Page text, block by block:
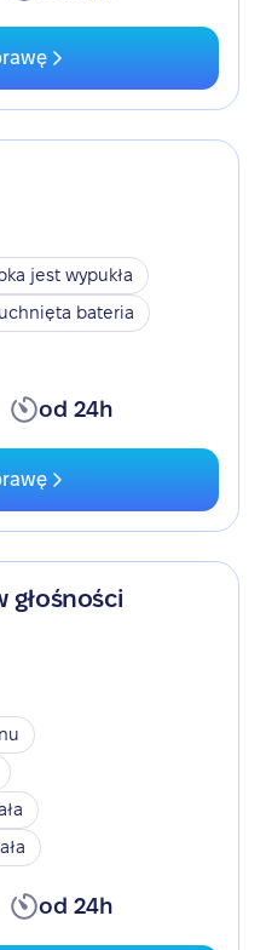
jest wypukła
bateria
od 24h
głośności
od 24h